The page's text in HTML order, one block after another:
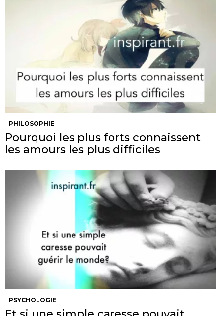
PHILOSOPHIE
Pourquoi les plus forts connaissent
les amours les plus difficiles
PSYCHOLOGIE